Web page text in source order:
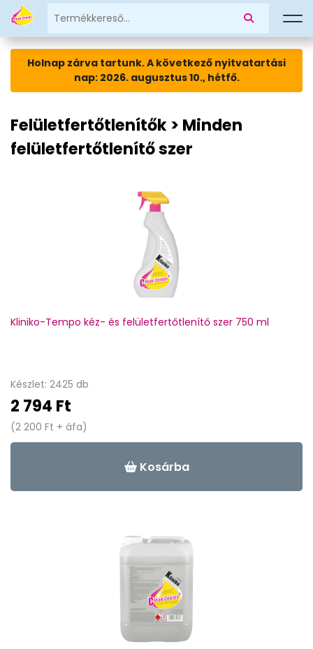
Holnap zárva tartunk. A következő nyitvatartási
nap: 2026. augusztus 10., hétfő.
Felületfertőtlenítők > Minden
felületfertőtlenítő szer
Kliniko-Tempo kéz- és felületfertőtlenítő szer 750 ml
Készlet: 2425 db
2 794 Ft
(2 200 Ft + áfa)
Kosárba